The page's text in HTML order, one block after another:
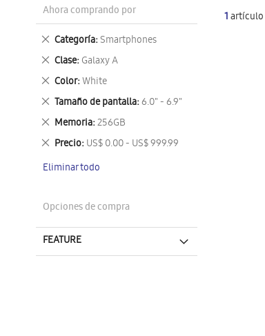
1artículo
Ahora comprando por
Categoría Smartphones
Eliminar
este
artículo
Clase Galaxy A
Eliminar
este
artículo
Color White
Eliminar
este
artículo
Tamaño de pantalla 6.0" - 6.9"
Eliminar
este
artículo
Memoria 256GB
Eliminar
este
artículo
Precio US$ 0.00 - US$ 999.99
Eliminar
artículo
Eliminar todo
Opciones de compra
FEATURE